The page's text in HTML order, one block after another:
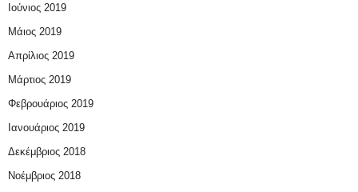
Ιούνιος 2019
Μάιος 2019
Απρίλιος 2019
Μάρτιος 2019
Φεβρουάριος 2019
Ιανουάριος 2019
Δεκέμβριος 2018
Νοέμβριος 2018